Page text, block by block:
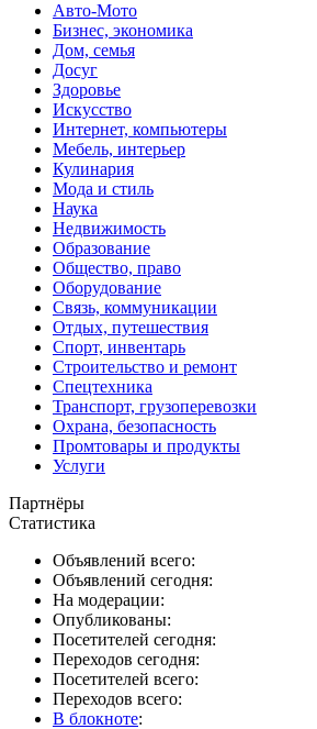
Авто-Мото
Бизнес, экономика
Дом, семья
Досуг
Здоровье
Искусство
Интернет, компьютеры
Мебель, интерьер
Кулинария
Мода и стиль
Наука
Недвижимость
Образование
Общество, право
Оборудование
Связь, коммуникации
Отдых, путешествия
Спорт, инвентарь
Строительство и ремонт
Спецтехника
Транспорт, грузоперевозки
Охрана, безопасность
Промтовары и продукты
Услуги
Партнёры
Статистика
Объявлений всего:
Объявлений сегодня:
На модерации:
Опубликованы:
Посетителей сегодня:
Переходов сегодня:
Посетителей всего:
Переходов всего:
В блокноте: